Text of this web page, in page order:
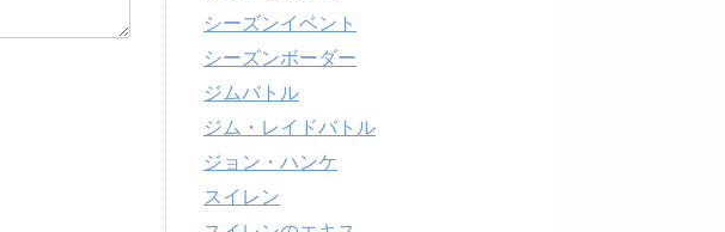
シーズンイベント
シーズンボーダー
ジムバトル
ジム・レイドバトル
ジョン・ハンケ
スイレン